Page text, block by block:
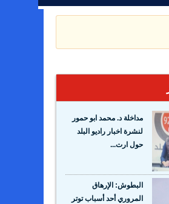
مداخلة د. محمد ابو حمور
لنشرة اخبار راديو البلد
حول ارت...
البطوش: الإرهاق
المروري أحد أسباب توتر